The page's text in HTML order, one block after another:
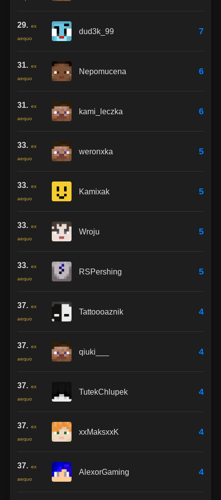
29. ex
aequo
dud3k_99 7
31. ex
aequo
Nepomucena 6
31. ex
aequo
kami_leczka 6
33. ex
aequo
weronxka 5
33. ex
aequo
Kamixak 5
33. ex
aequo
Wroju 5
33. ex
aequo
RSPershing 5
37. ex
aequo
Tattoooaznik 4
37. ex
aequo
qiuki___ 4
37. ex
aequo
TutekChlupek 4
37. ex
aequo
xxMaksxxK 4
37. ex
aequo
AlexorGaming 4